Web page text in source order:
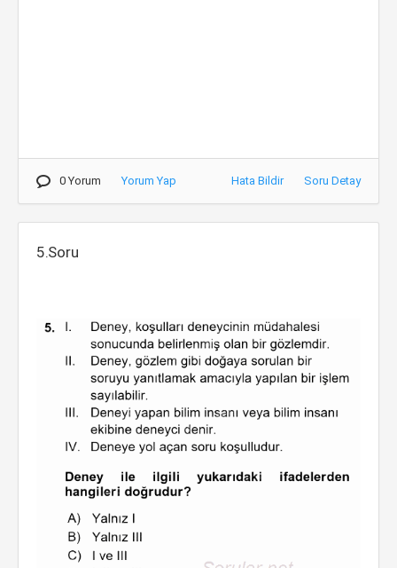
0 Yorum Yorum Yap Hata Bildir Soru Detay
5.Soru